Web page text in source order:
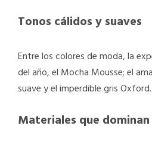
Tonos cálidos y suaves
Entre los colores de moda, la
del año, el Mocha Mousse; el
suave y el imperdible gris Oxford.
Materiales que dominan